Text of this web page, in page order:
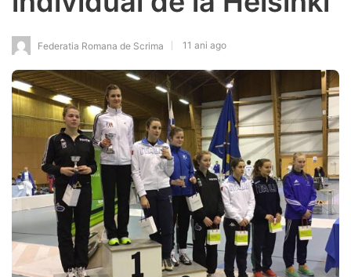
Federatia Romana de Scrima 11 ani ago